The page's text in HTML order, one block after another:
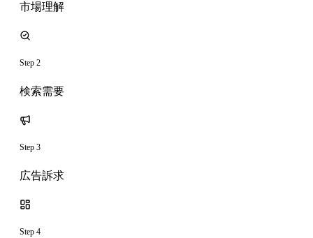
市場理解
Step 2
検索需要
Step 3
広告訴求
Step 4